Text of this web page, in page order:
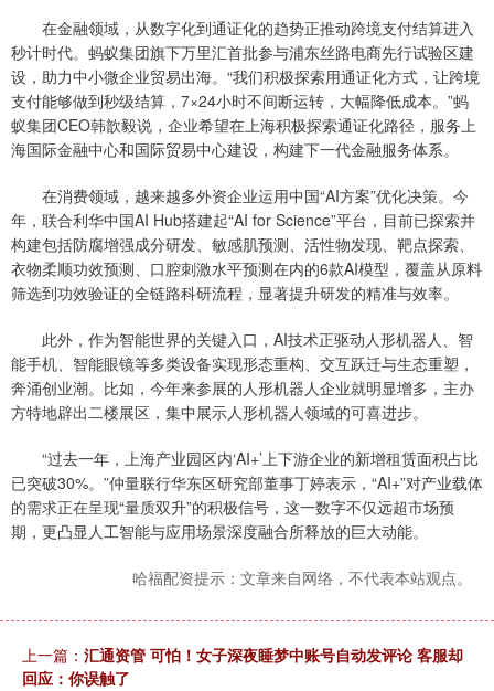
在金融领域，从数字化到通证化的趋势正推动跨境支付结算进入
秒计时代。蚂蚁集团旗下万里汇首批参与浦东丝路电商先行试验区建
设，助力中小微企业贸易出海。“我们积极探索用通证化方式，让跨境
支付能够做到秒级结算，7×24小时不间断运转，大幅降低成本。”蚂
蚁集团CEO韩歆毅说，企业希望在上海积极探索通证化路径，服务上
海国际金融中心和国际贸易中心建设，构建下一代金融服务体系。
在消费领域，越来越多外资企业运用中国“AI方案”优化决策。今
年，联合利华中国AI Hub搭建起“AI for Science”平台，目前已探索并
构建包括防腐增强成分研发、敏感肌预测、活性物发现、靶点探索、
衣物柔顺功效预测、口腔刺激水平预测在内的6款AI模型，覆盖从原料
筛选到功效验证的全链路科研流程，显著提升研发的精准与效率。
此外，作为智能世界的关键入口，AI技术正驱动人形机器人、智
能手机、智能眼镜等多类设备实现形态重构、交互跃迁与生态重塑，
奔涌创业潮。比如，今年来参展的人形机器人企业就明显增多，主办
方特地辟出二楼展区，集中展示人形机器人领域的可喜进步。
“过去一年，上海产业园区内‘AI+’上下游企业的新增租赁面积占比
已突破30%。”仲量联行华东区研究部董事丁婷表示，“AI+”对产业载体
的需求正在呈现“量质双升”的积极信号，这一数字不仅远超市场预
期，更凸显人工智能与应用场景深度融合所释放的巨大动能。
哈福配资提示：文章来自网络，不代表本站观点。
上一篇： 汇通资管 可怕！女子深夜睡梦中账号自动发评论 客服却
回应：你误触了